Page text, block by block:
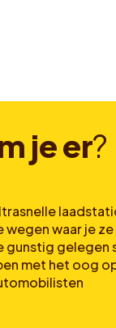
jeer?
wegen waar je
gunstig gelegen
met het oog